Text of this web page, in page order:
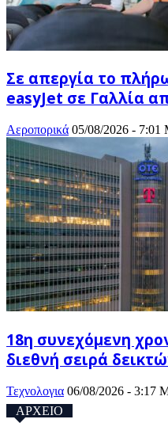
Σε απεργία το
easyJet σε Γαλλία
Αεροπορικά 05/08/2026 -
18η συνεχόμενη
διεθνή σειρά
Τεχνολογια 06/08/2026 - 3:17
ΑΡΧΕΙΟ